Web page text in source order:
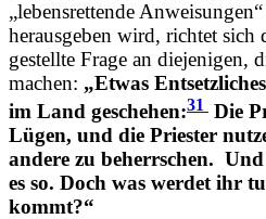
„lebensrettende
herausgeben wird, richtet sich
gestellte Frage an diejenigen,
machen: „Etwas
im Land geschehen:31
Die
Lügen, und die Priester
andere zu beherrschen. Und
es so. Doch was werdet ihr
kommt?“